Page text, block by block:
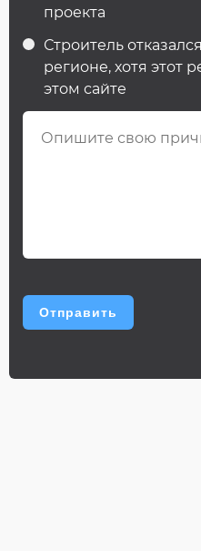
проекта
Строитель
регионе, хотя этот
этом сайте